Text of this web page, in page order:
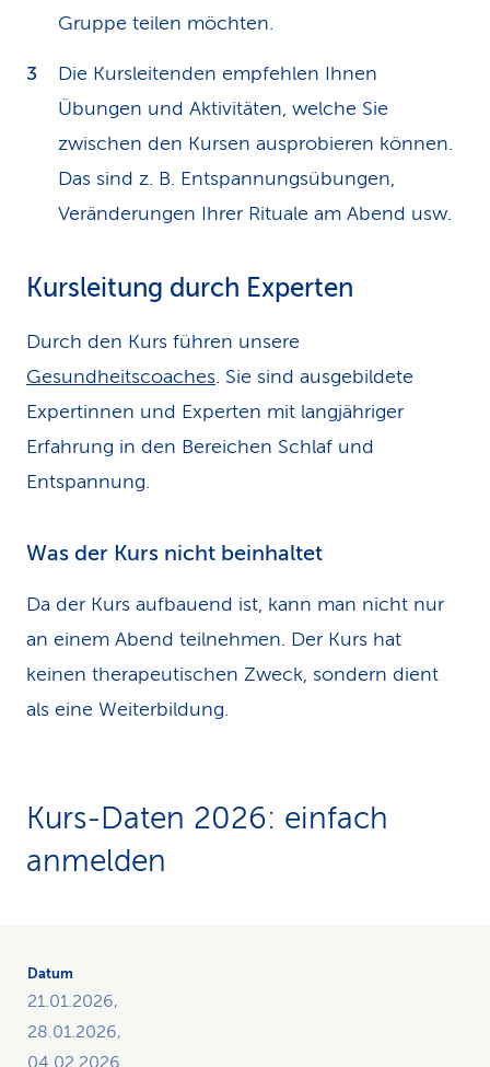
Gruppe teilen möchten.
Die Kursleitenden empfehlen Ihnen
Übungen und Aktivitäten, welche Sie
zwischen den Kursen ausprobieren können.
Das sind z. B. Entspannungsübungen,
Veränderungen Ihrer Rituale am Abend usw.
Kursleitung durch Experten
Durch den Kurs führen unsere
Gesundheitscoaches. Sie sind ausgebildete
Expertinnen und Experten mit langjähriger
Erfahrung in den Bereichen Schlaf und
Entspannung.
Was der Kurs nicht beinhaltet
Da der Kurs aufbauend ist, kann man nicht nur
an einem Abend teilnehmen. Der Kurs hat
keinen therapeutischen Zweck, sondern dient
als eine Weiterbildung.
Kurs-Daten 2026: einfach
anmelden
Überblick
21.01.2026,
28.01.2026,
04.02.2026